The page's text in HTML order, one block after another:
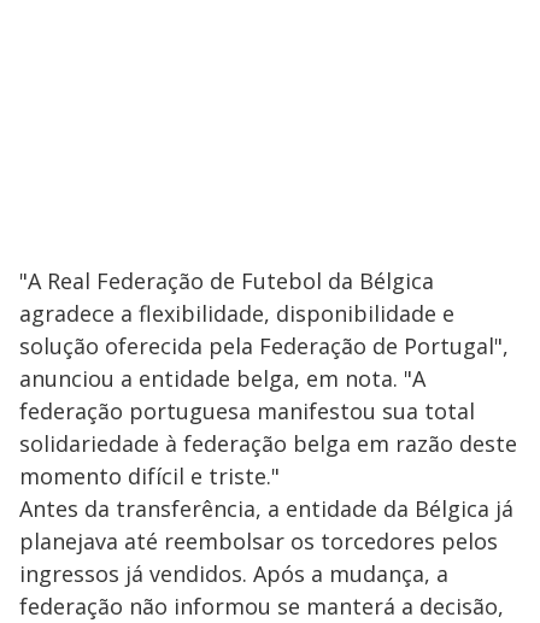
"A Real Federação de Futebol da Bélgica
agradece a flexibilidade, disponibilidade e
solução oferecida pela Federação de Portugal",
anunciou a entidade belga, em nota. "A
federação portuguesa manifestou sua total
solidariedade à federação belga em razão deste
momento difícil e triste."
Antes da transferência, a entidade da Bélgica já
planejava até reembolsar os torcedores pelos
ingressos já vendidos. Após a mudança, a
federação não informou se manterá a decisão,